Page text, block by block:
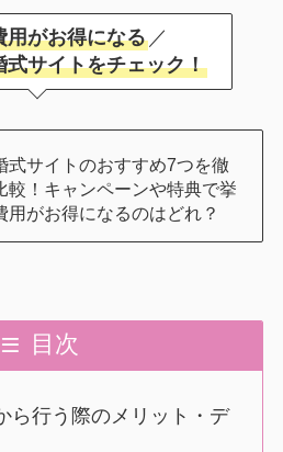
用がお得になる ／
式サイトをチェック！
式サイトのおすすめ7つを徹
較！キャンペーンや特典で挙
用がお得になるのはどれ？
目次
ら行う際のメリット・デ